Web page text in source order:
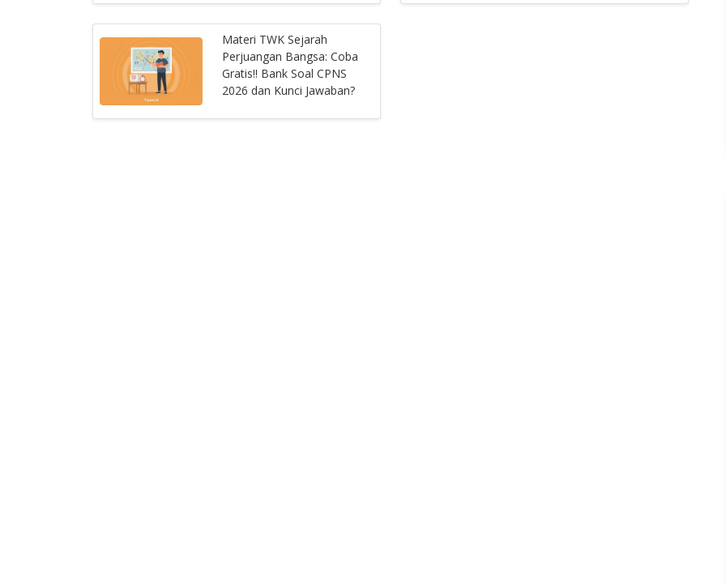
Materi TWK Sejarah
Perjuangan Bangsa: Coba
Gratis!! Bank Soal CPNS
2026 dan Kunci Jawaban?